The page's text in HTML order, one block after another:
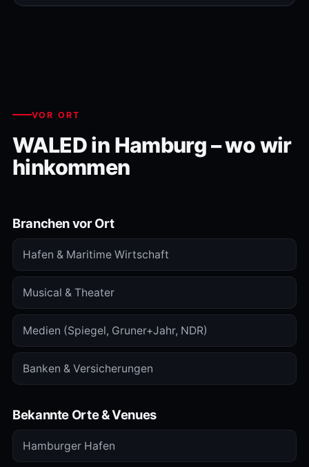
VOR ORT
WALED in Hamburg – wo wir
hinkommen
Branchen vor Ort
Hafen & Maritime Wirtschaft
Musical & Theater
Medien (Spiegel, Gruner+Jahr, NDR)
Banken & Versicherungen
Bekannte Orte & Venues
Hamburger Hafen